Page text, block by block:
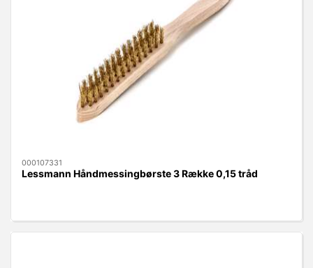
000107331
Lessmann Håndmessingbørste 3 Række 0,15 tråd